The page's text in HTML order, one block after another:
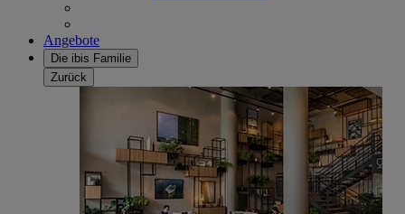
Angebote
Die ibis Familie
Zurück